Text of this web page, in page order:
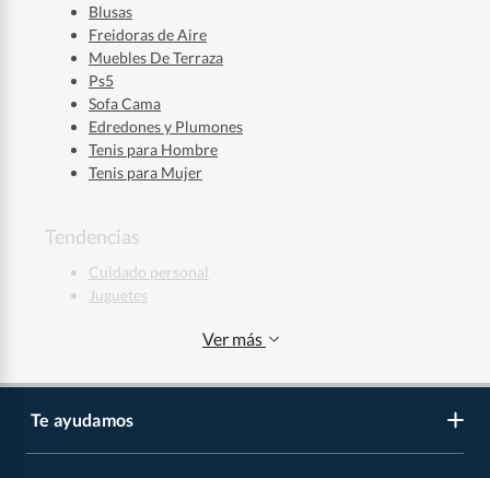
Blusas
Freidoras de Aire
Muebles De Terraza
Ps5
Sofa Cama
Edredones y Plumones
Tenis para Hombre
Tenis para Mujer
Tendencias
Cuidado personal
Juguetes
Jeans Mujer
Regalos de Navidad
Regalos de Navidad para Niños
Regalos de Navidad para Mujeres
Ver más
Te ayudamos